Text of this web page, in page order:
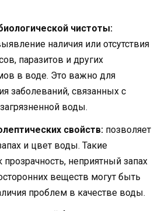
чистоты:
наличия или отсутствия
паразитов и других
в воде. Это важно для
заболеваний, связанных с
воды.
свойств: позволяет
и цвет воды. Такие
неприятный запах
веществ могут быть
проблем в качестве воды.